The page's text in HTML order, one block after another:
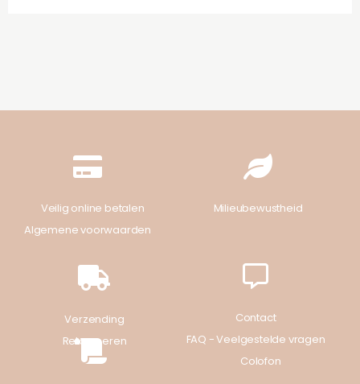
Veilig online betalen
Algemene voorwaarden
Milieubewustheid
Verzending
Retourneren
Contact
FAQ - Veelgestelde vragen
Colofon